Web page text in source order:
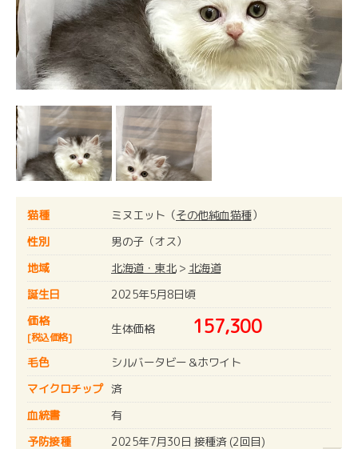
猫種 ミヌエット（その他純血猫種）
性別
男の子（オス）
地域
北海道・東北> 北海道
誕生日
2025年5月8日頃
価格
[税込価格]
生体価格 157,300
毛色
シルバータビー＆ホワイト
マイクロチップ 済
血統書
有
予防接種
2025年7月30日 接種済 (2回目)